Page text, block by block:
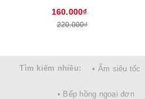
160.000₫
220.000₫
Tìm kiếm nhiều: • Ấm siêu tốc
• Bếp hồng ngoại đơn